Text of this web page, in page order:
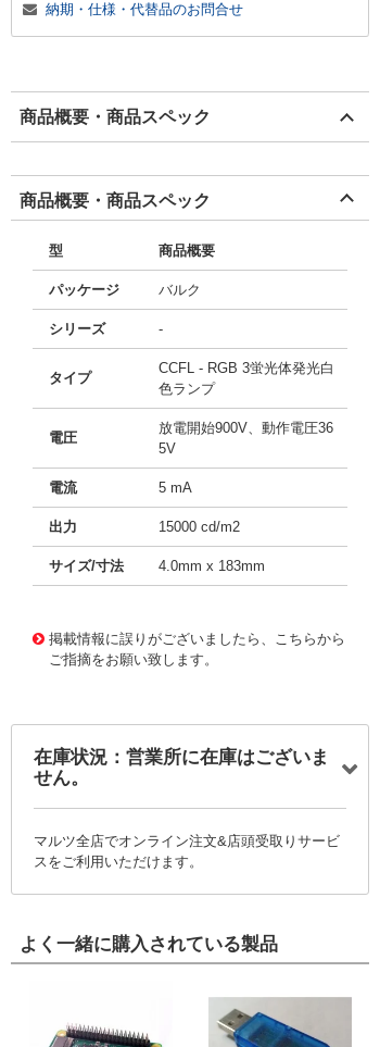
納期・仕様・代替品のお問合せ
商品概要・商品スペック
商品概要・商品スペック
型 商品概要
パッケージ バルク
シリーズ -
タイプ
CCFL - RGB 3蛍光体発光白
色ランプ
電圧
放電開始900V、動作電圧36
5V
電流 5 mA
出力 15000 cd/m2
サイズ/寸法 4.0mm x 183mm
掲載情報に誤りがございましたら、こちらから
ご指摘をお願い致します。
在庫状況：営業所に在庫はございま
せん。
マルツ全店でオンライン注文&店頭受取りサービ
スをご利用いただけます。
よく一緒に購入されている製品